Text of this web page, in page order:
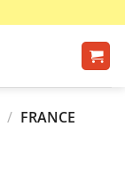
/ FRANCE